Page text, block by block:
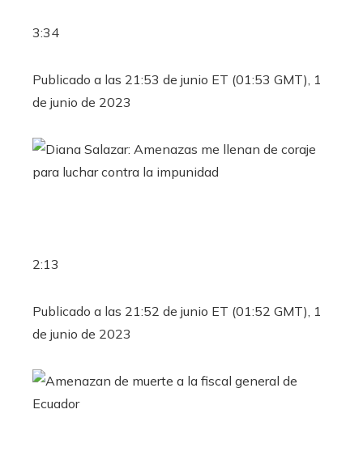
3:34
Publicado a las 21:53 de junio ET (01:53 GMT), 1
de junio de 2023
2:13
Publicado a las 21:52 de junio ET (01:52 GMT), 1
de junio de 2023